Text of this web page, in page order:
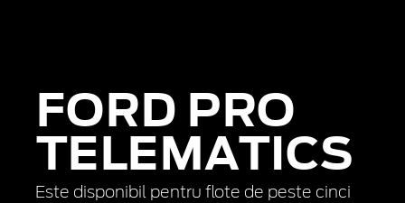
FORD PRO
TELEMATICS
Este disponibil pentru flote de peste cinci